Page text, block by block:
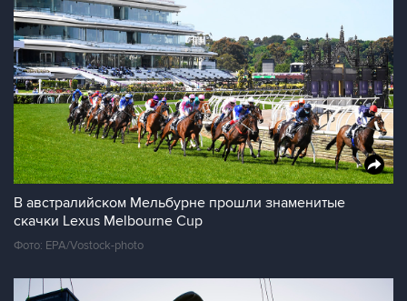
В австралийском Мельбурне прошли знаменитые
скачки Lexus Melbourne Cup
Фото: EPA/Vostock-photo